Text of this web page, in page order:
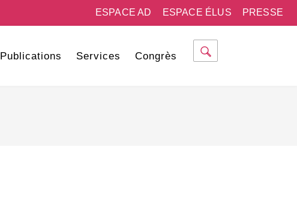
PRESSE
ESPACE ÉLUS
ESPACE AD
Publications Services Congrès